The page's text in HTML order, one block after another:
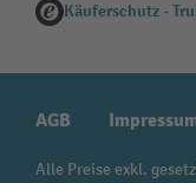
Käuferschutz -
AGB
Alle Preise exkl.